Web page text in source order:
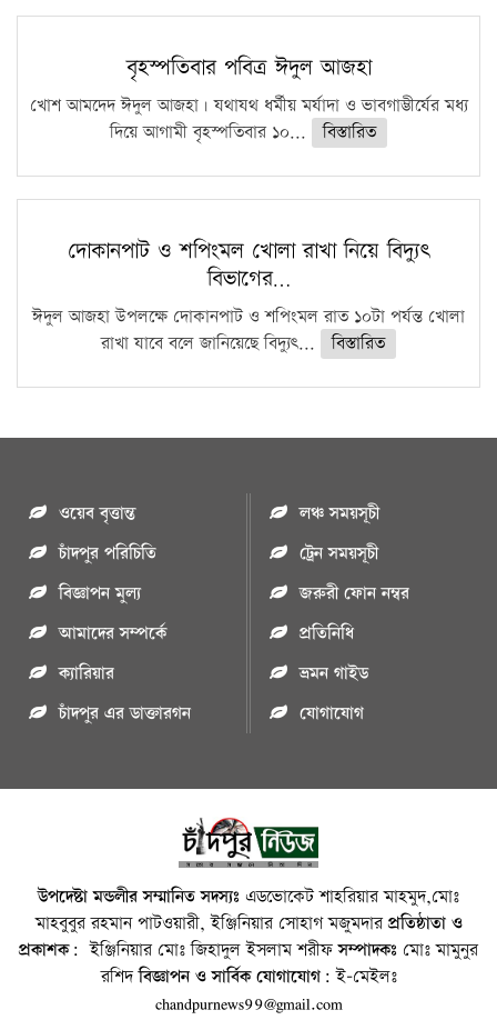
বৃহস্পতিবার পবিত্র ঈদুল আজহা
খোশ আমদেদ ঈদুল আজহা। যথাযথ ধর্মীয় মর্যাদা ও ভাবগাম্ভীর্যের মধ্য
দিয়ে আগামী বৃহস্পতিবার ১০...
বিস্তারিত
দোকানপাট ও শপিংমল খোলা রাখা নিয়ে বিদ্যুৎ
বিভাগের…
ঈদুল আজহা উপলক্ষে দোকানপাট ও শপিংমল রাত ১০টা পর্যন্ত খোলা
রাখা যাবে বলে জানিয়েছে বিদ্যুৎ...
বিস্তারিত
ওয়েব বৃত্তান্ত
চাঁদপুর পরিচিতি
বিজ্ঞাপন মুল্য
আমাদের সম্পর্কে
ক্যারিয়ার
চাঁদপুর এর ডাক্তারগন
লঞ্চ সময়সূচী
ট্রেন সময়সূচী
জরুরী ফোন নম্বর
প্রতিনিধি
ভ্রমন গাইড
যোগাযোগ
উপদেষ্টা মন্ডলীর সম্মানিত সদস্যঃ এডভোকেট শাহরিয়ার মাহমুদ,মোঃ
মাহবুবুর রহমান পাটওয়ারী, ইঞ্জিনিয়ার সোহাগ মজুমদারপ্রতিষ্ঠাতা ও
প্রকাশক: ইঞ্জিনিয়ার মোঃ জিহাদুল ইসলাম শরীফসম্পাদকঃ মোঃ মামুনুর
রশিদবিজ্ঞাপন ও সার্বিক যোগাযোগ: ই-মেইলঃ
chandpurnews99@gmail.com